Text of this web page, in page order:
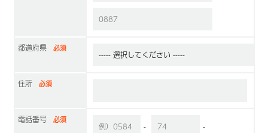
都道府県必須
住所必須
電話番号必須
- -